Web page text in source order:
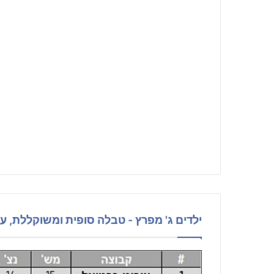
ילדים ג' מפרץ - טבלה סופית ומשוקללת, עונת